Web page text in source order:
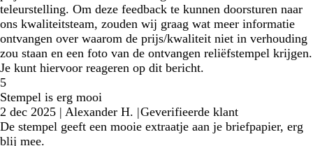
teleurstelling. Om deze feedback te kunnen doorsturen naar
ons kwaliteitsteam, zouden wij graag wat meer informatie
ontvangen over waarom de prijs/kwaliteit niet in verhouding
zou staan en een foto van de ontvangen reliëfstempel krijgen.
Je kunt hiervoor reageren op dit bericht.
5
Stempel is erg mooi
2 dec 2025 | Alexander H. |Geverifieerde klant
De stempel geeft een mooie extraatje aan je briefpapier, erg
blij mee.